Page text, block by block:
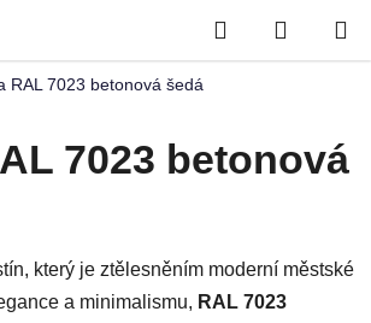
Hledat
KOŠÍK
RAL 7023 betonová šedá
7023 betonová
který je ztělesněním moderní městské
a minimalismu, RAL 7023